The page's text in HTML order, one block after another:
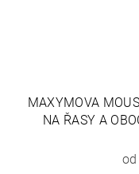
MAXYMOVA
NA ŘASY A
od